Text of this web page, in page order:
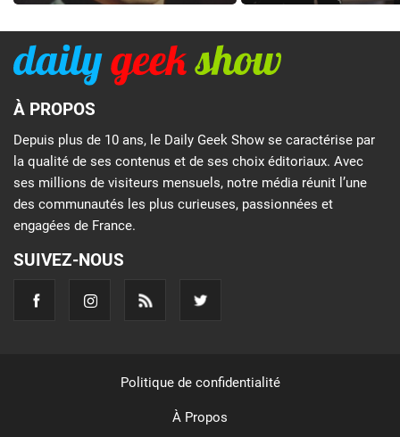
À PROPOS
Depuis plus de 10 ans, le Daily Geek Show se caractérise par
la qualité de ses contenus et de ses choix éditoriaux. Avec
ses millions de visiteurs mensuels, notre média réunit l’une
des communautés les plus curieuses, passionnées et
engagées de France.
SUIVEZ-NOUS
Politique de confidentialité
À Propos